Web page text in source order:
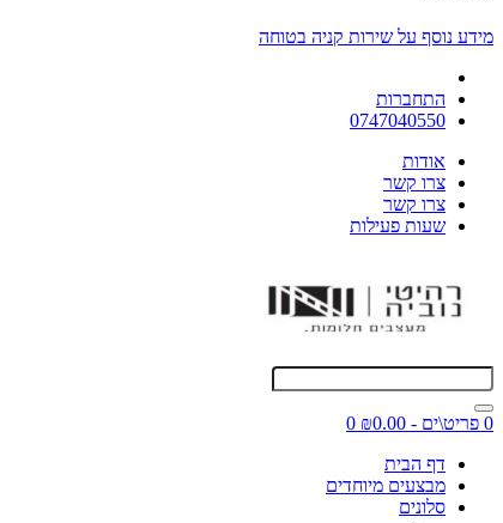
מידע נוסף על שירות קניה בטוחה
התחברות
0747040550
אודות
צרו קשר
צרו קשר
שעות פעילות
0 פריט\ים - ₪0.00
0
דף הבית
מבצעים מיוחדים
סלונים